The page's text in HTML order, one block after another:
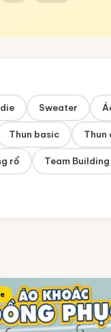
Sweater
Thun basic Thun
rổ Team Building